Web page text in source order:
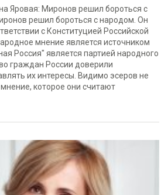
Яровая: Миронов решил бороться с
решил бороться с народом. Он
с Конституцией Российской
мнение является источником
Россия" является партией народного
граждан России доверили
их интересы. Видимо эсеров не
которое они считают